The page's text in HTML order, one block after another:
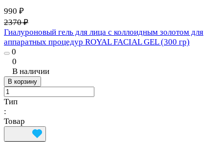
990 ₽
2370 ₽
Гиалуроновый гель для лица с коллоидным золотом для
аппаратных процедур ROYAL FACIAL GEL (300 гр)
0
0
В наличии
В корзину
Тип
:
Товар